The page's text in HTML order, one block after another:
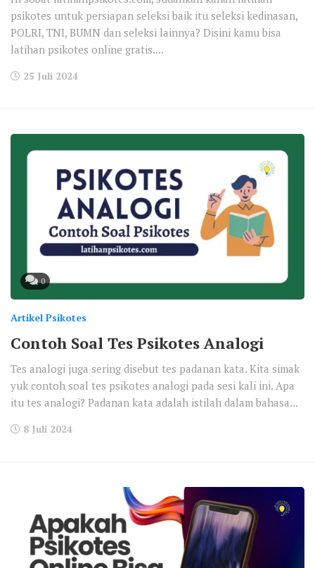
psikotes untuk persiapan seleksi baik itu seleksi kedinasan,
POLRI, TNI, BUMN dan seleksi lainnya? Disini kamu bisa
latihan psikotes online gratis....
25 Juli 2024
0
Artikel Psikotes
Contoh Soal Tes Psikotes Analogi
Tes analogi juga sering disebut tes padanan kata. Kita simak
yuk contoh soal tes psikotes analogi pada sesi kali ini. Apa
itu tes analogi? Padanan kata adalah istilah dalam bahasa...
8 Juli 2024